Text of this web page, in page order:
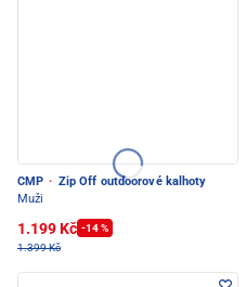
CMP · Zip Off outdoorové kalhoty
Muži
1.199 Kč -14 %
1.399 Kč